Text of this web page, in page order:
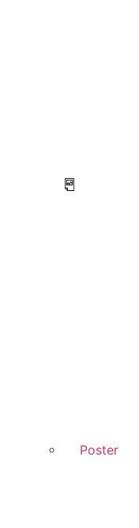
Poster